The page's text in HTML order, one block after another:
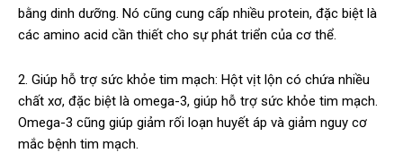
bằng dinh dưỡng. Nó cũng cung cấp nhiều protein, đặc biệt là
các amino acid cần thiết cho sự phát triển của cơ thể.
2. Giúp hỗ trợ sức khỏe tim mạch: Hột vịt lộn có chứa nhiều
chất xơ, đặc biệt là omega-3, giúp hỗ trợ sức khỏe tim mạch.
Omega-3 cũng giúp giảm rối loạn huyết áp và giảm nguy cơ
mắc bệnh tim mạch.